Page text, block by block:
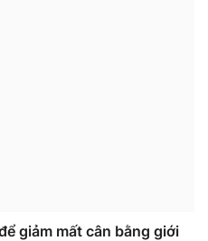
giảm mất cân bằng giới